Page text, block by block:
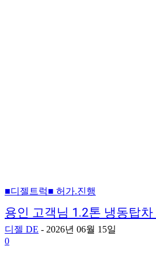
■디젤트럭■ 허가.진행
용인 고객님 1.2톤 냉동탑
디젤 DE - 2026년 06월 15일
0